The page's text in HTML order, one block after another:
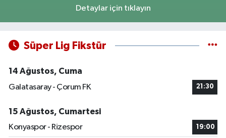
Detaylar için tıklayın
Süper Lig Fikstür
14 Ağustos, Cuma
Galatasaray - Çorum FK
21:30
15 Ağustos, Cumartesi
Konyaspor - Rizespor
19:00